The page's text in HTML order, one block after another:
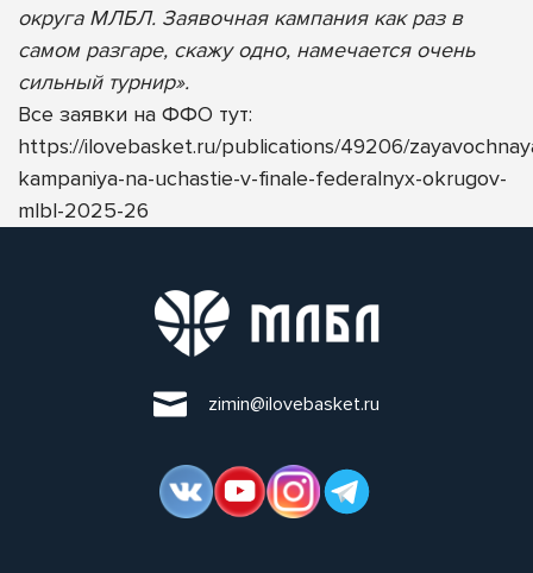
округа МЛБЛ. Заявочная кампания как раз в
самом разгаре, скажу одно, намечается очень
сильный турнир».
Все заявки на ФФО тут:
https://ilovebasket.ru/publications/49206/
kampaniya-na-uchastie-v-finale-federalnyx-okrugov-
mlbl-2025-26
zimin@ilovebasket.ru